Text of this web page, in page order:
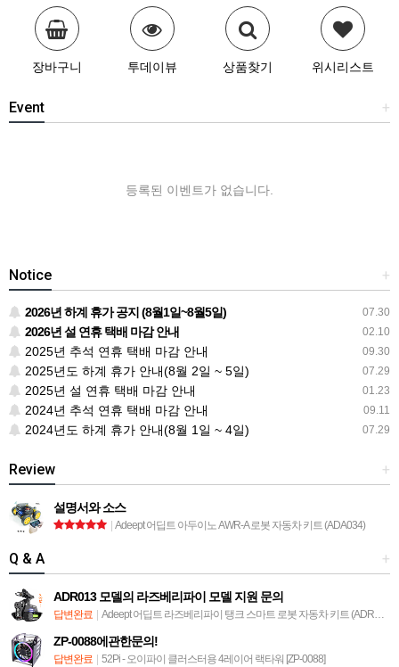
장바구니 투데이뷰 상품찾기 위시리스트
+
Event
등록된 이벤트가 없습니다.
+
Notice
07.30
2026년 하계 휴가 공지 (8월1일~8월5일)
02.10
2026년 설 연휴 택배 마감 안내
09.30
2025년 추석 연휴 택배 마감 안내
07.29
2025년도 하계 휴가 안내(8월 2일 ~ 5일)
01.23
2025년 설 연휴 택배 마감 안내
09.11
2024년 추석 연휴 택배 마감 안내
07.29
2024년도 하계 휴가 안내(8월 1일 ~ 4일)
+
Review
설명서와 소스
Adeept 어딥트 아두이노 AWR-A 로봇 자동차 키트 (ADA034)
+
Q & A
ADR013 모델의 라즈베리파이 모델 지원 문의
답변완료 Adeept 어딥트 라즈베리파이 탱크 스마트 로봇 자동차 키트 (ADR013)
ZP-0088에관한문의!
답변완료 52Pi - 오이파이 클러스터용 4레이어 랙타워 [ZP-0088]